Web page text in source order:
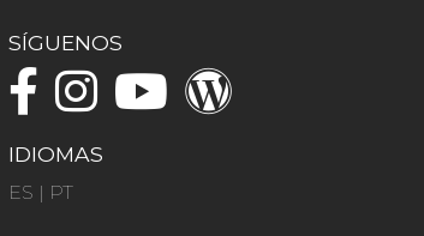
SÍGUENOS
IDIOMAS
ES | PT